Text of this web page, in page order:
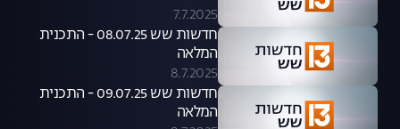
7.7.2025
חדשות שש 08.07.25 - התכנית
המלאה
8.7.2025
חדשות שש 09.07.25 - התכנית
המלאה